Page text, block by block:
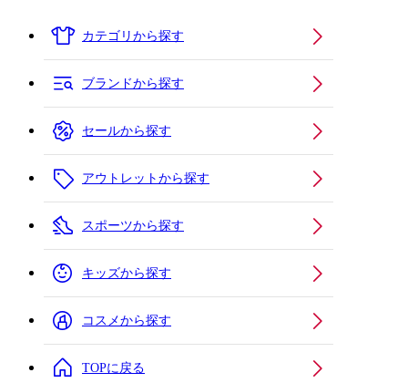
カテゴリから探す
ブランドから探す
セールから探す
アウトレットから探す
スポーツから探す
キッズから探す
コスメから探す
TOPに戻る